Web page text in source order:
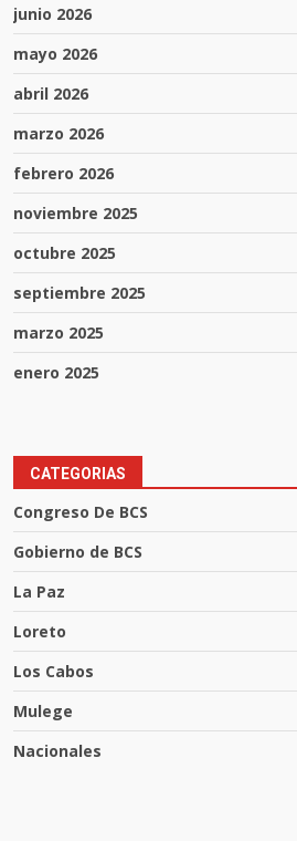
junio 2026
mayo 2026
abril 2026
marzo 2026
febrero 2026
noviembre 2025
octubre 2025
septiembre 2025
marzo 2025
enero 2025
CATEGORIAS
Congreso De BCS
Gobierno de BCS
La Paz
Loreto
Los Cabos
Mulege
Nacionales